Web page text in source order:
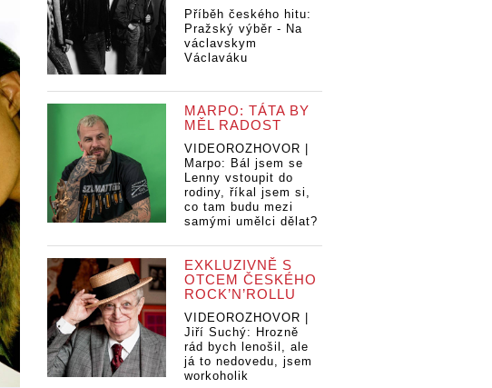
Příběh českého hitu:
Pražský výběr - Na
václavskym
Václaváku
MARPO: TÁTA BY
MĚL RADOST
VIDEOROZHOVOR |
Marpo: Bál jsem se
Lenny vstoupit do
rodiny, říkal jsem si,
co tam budu mezi
samými umělci dělat?
EXKLUZIVNĚ S
OTCEM ČESKÉHO
ROCK’N’ROLLU
VIDEOROZHOVOR |
Jiří Suchý: Hrozně
rád bych lenošil, ale
já to nedovedu, jsem
workoholik